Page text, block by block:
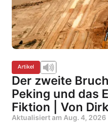
Artikel
Der zweite
Peking und das
Fiktion | Von
Aktualisiert am Aug. 4, 2026